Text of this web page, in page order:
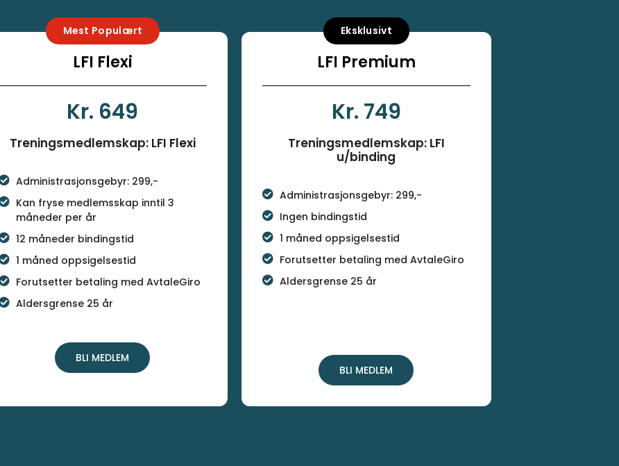
Mest Populært
LFI Flexi
Kr. 649
Treningsmedlemskap: LFI Flexi
Administrasjonsgebyr: 299,-
Kan fryse medlemsskap inntil 3
måneder per år
12 måneder bindingstid
1 måned oppsigelsestid
Forutsetter betaling med AvtaleGiro
Aldersgrense 25 år
BLI MEDLEM
Eksklusivt
LFI Premium
Kr. 749
Treningsmedlemskap: LFI
u/binding
Administrasjonsgebyr: 299,-
Ingen bindingstid
1 måned oppsigelsestid
Forutsetter betaling med AvtaleGiro
Aldersgrense 25 år
BLI MEDLEM